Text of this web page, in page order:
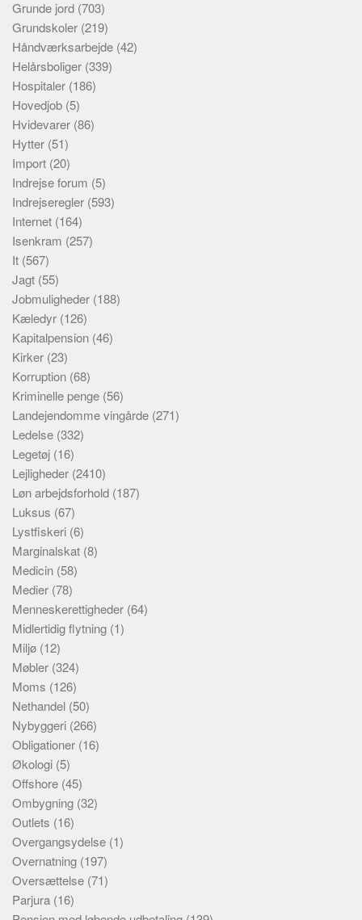
Grunde jord (703)
Grundskoler (219)
Håndværksarbejde (42)
Helårsboliger (339)
Hospitaler (186)
Hovedjob (5)
Hvidevarer (86)
Hytter (51)
Import (20)
Indrejse forum (5)
Indrejseregler (593)
Internet (164)
Isenkram (257)
It (567)
Jagt (55)
Jobmuligheder (188)
Kæledyr (126)
Kapitalpension (46)
Kirker (23)
Korruption (68)
Kriminelle penge (56)
Landejendomme vingårde (271)
Ledelse (332)
Legetøj (16)
Lejligheder (2410)
Løn arbejdsforhold (187)
Luksus (67)
Lystfiskeri (6)
Marginalskat (8)
Medicin (58)
Medier (78)
Menneskerettigheder (64)
Midlertidig flytning (1)
Miljø (12)
Møbler (324)
Moms (126)
Nethandel (50)
Nybyggeri (266)
Obligationer (16)
Økologi (5)
Offshore (45)
Ombygning (32)
Outlets (16)
Overgangsydelse (1)
Overnatning (197)
Oversættelse (71)
Parjura (16)